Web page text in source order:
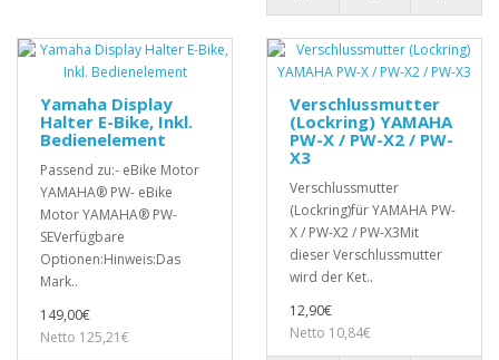
Yamaha Display
Halter E-Bike, Inkl.
Bedienelement
Passend zu:- eBike Motor
YAMAHA® PW- eBike
Motor YAMAHA® PW-
SEVerfügbare
Optionen:Hinweis:Das
Mark..
149,00€
Netto 125,21€
Verschlussmutter
(Lockring) YAMAHA
PW-X / PW-X2 / PW-
X3
Verschlussmutter
(Lockring)für YAMAHA PW-
X / PW-X2 / PW-X3Mit
dieser Verschlussmutter
wird der Ket..
12,90€
Netto 10,84€